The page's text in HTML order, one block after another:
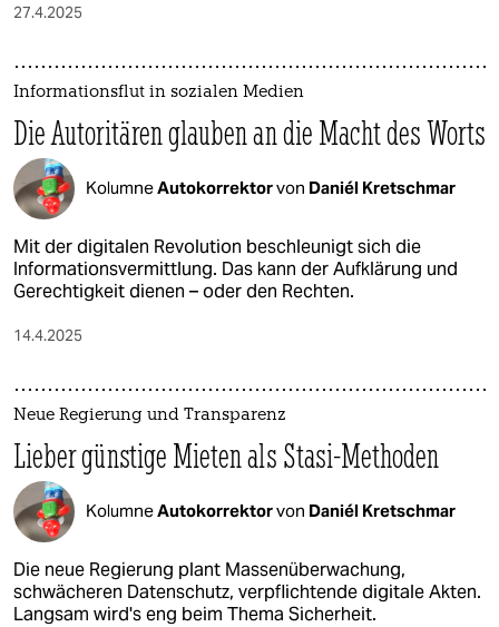
27.4.2025
Informationsflut in sozialen Medien
Die Autoritären glauben an die Macht des Worts
KolumneAutokorrektorvon Daniél Kretschmar
Mit der digitalen Revolution beschleunigt sich die
Informationsvermittlung. Das kann der Aufklärung und
Gerechtigkeit dienen – oder den Rechten.
14.4.2025
Neue Regierung und Transparenz
Lieber günstige Mieten als Stasi-Methoden
KolumneAutokorrektorvon Daniél Kretschmar
Die neue Regierung plant Massenüberwachung,
schwächeren Datenschutz, verpflichtende digitale Akten.
Langsam wird's eng beim Thema Sicherheit.